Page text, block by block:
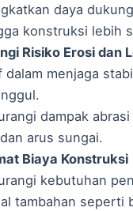
daya
konstruksi lebih
Risiko Erosi dan
dalam menjaga
dampak
arus sungai.
Biaya Konstruksi
kebutuhan
tambahan seperti